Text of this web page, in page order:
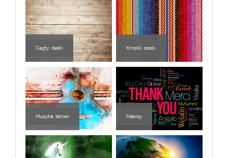
Cegły, deski Kropki, paski
Muzyka, taniec Napisy